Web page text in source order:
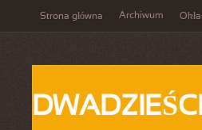
Strona główna Archiwum